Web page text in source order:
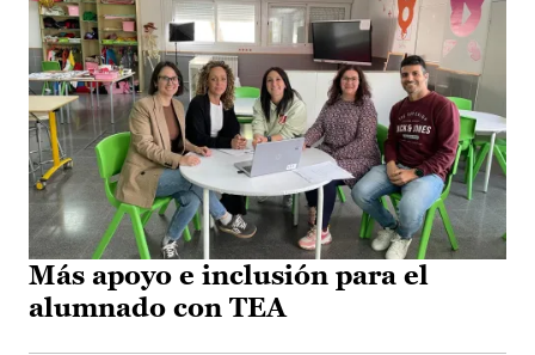
Más apoyo e inclusión para el
alumnado con TEA